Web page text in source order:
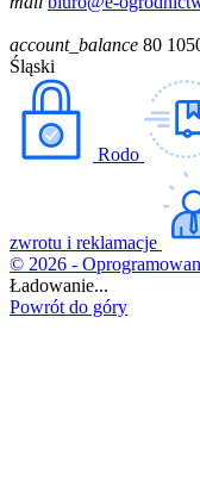
account_balance 80
Śląski
Rodo
zwrotu i reklamacje
© 2026 -
Ładowanie...
Powrót do góry